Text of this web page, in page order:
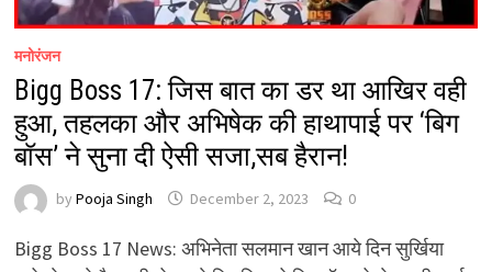
मनोरंजन
Bigg Boss 17: जिस बात का डर था आखिर वही
हुआ, तहलका और अभिषेक की हाथापाई पर ‘बिग
बॉस’ ने सुना दी ऐसी सजा,सब हैरान!
by Pooja Singh December 2, 2023 0
Bigg Boss 17 News: अभिनेता सलमान खान आये दिन सुर्खिया